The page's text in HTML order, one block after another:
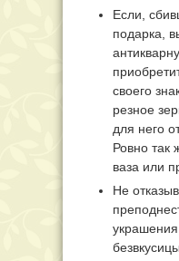
Если,
подарка,
своего
резное
для него
Ровно так
ваза или
Не